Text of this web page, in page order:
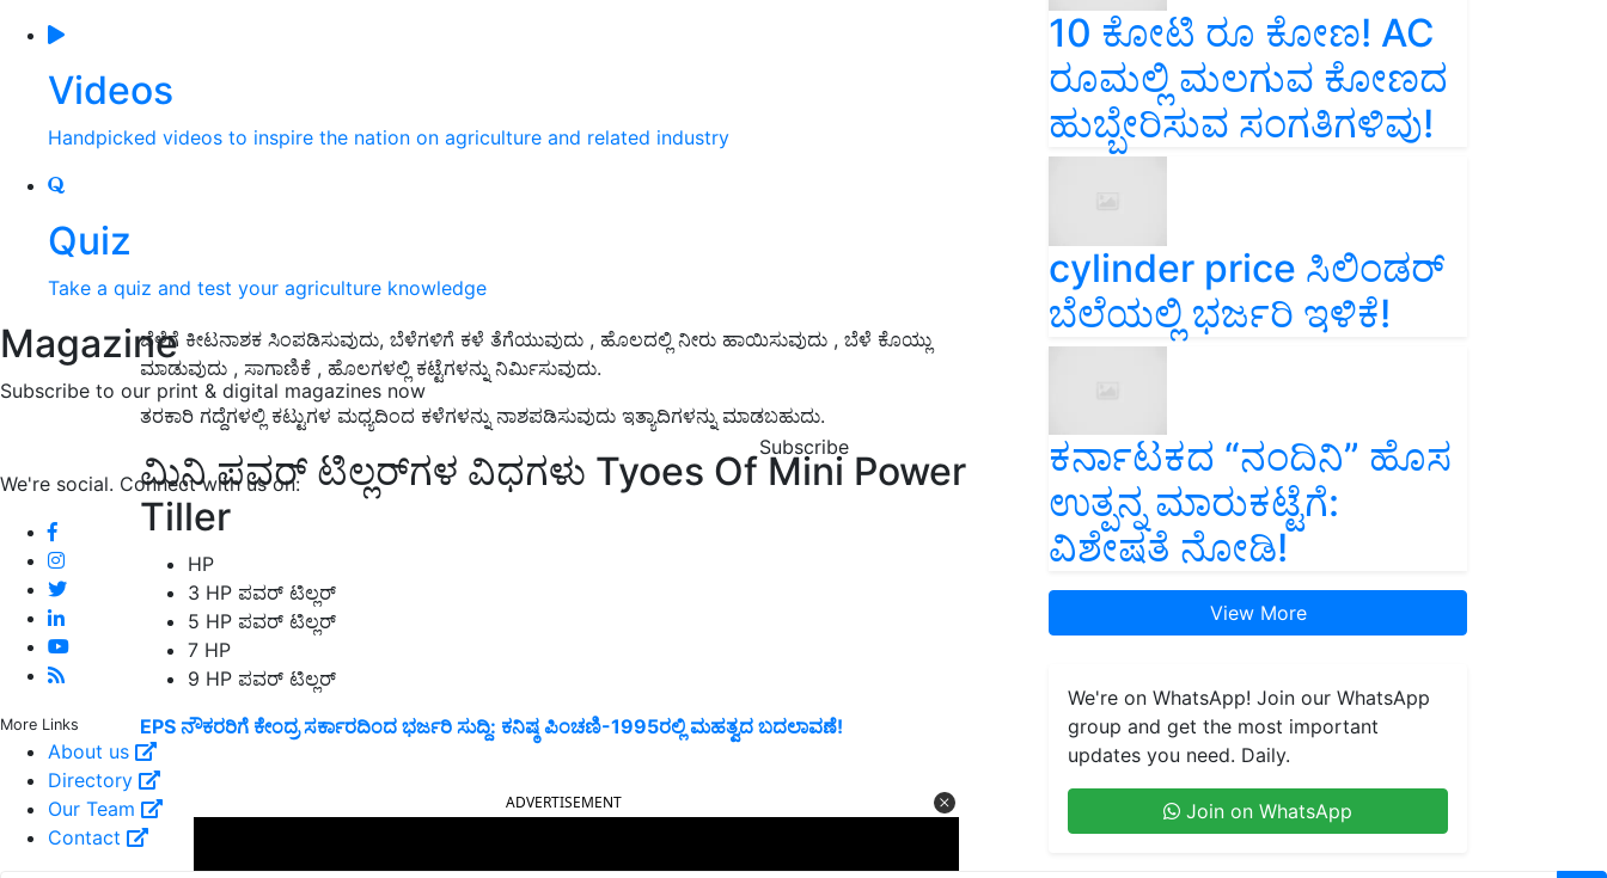
Videos
Handpicked videos to inspire the nation on agriculture and related industry
Quiz
Take a quiz and test your agriculture knowledge
Magazine
Subscribe to our print & digital magazines now
Subscribe
We're social. Connect with us on:
More Links
About us
Directory
Our Team
Contact
ಬೆಳೆಗೆ ಕೀಟನಾಶಕ ಸಿಂಪಡಿಸುವುದು, ಬೆಳೆಗಳಿಗೆ ಕಳೆ ತೆಗೆಯುವುದು , ಹೊಲದಲ್ಲಿ ನೀರು ಹಾಯಿಸುವುದು , ಬೆಳೆ ಕೊಯ್ಲು
ಮಾಡುವುದು , ಸಾಗಾಣಿಕೆ , ಹೊಲಗಳಲ್ಲಿ ಕಟ್ಟೆಗಳನ್ನು ನಿರ್ಮಿಸುವುದು.
ತರಕಾರಿ ಗದ್ದೆಗಳಲ್ಲಿ ಕಟ್ಟುಗಳ ಮಧ್ಯದಿಂದ ಕಳೆಗಳನ್ನು ನಾಶಪಡಿಸುವುದು ಇತ್ಯಾದಿಗಳನ್ನು ಮಾಡಬಹುದು.
ಮಿನಿ ಪವರ್ ಟಿಲ್ಲರ್‌ಗಳ ವಿಧಗಳು Tyoes Of Mini Power
Tiller
HP
3 HP ಪವರ್ ಟಿಲ್ಲರ್
5 HP ಪವರ್ ಟಿಲ್ಲರ್
7 HP
9 HP ಪವರ್ ಟಿಲ್ಲರ್
EPS ನೌಕರರಿಗೆ ಕೇಂದ್ರ ಸರ್ಕಾರದಿಂದ ಭರ್ಜರಿ ಸುದ್ದಿ: ಕನಿಷ್ಠ ಪಿಂಚಣಿ-1995ರಲ್ಲಿ ಮಹತ್ವದ ಬದಲಾವಣೆ!
10 ಕೋಟಿ ರೂ ಕೋಣ! AC
ರೂಮಲ್ಲಿ ಮಲಗುವ ಕೋಣದ
ಹುಬ್ಬೇರಿಸುವ ಸಂಗತಿಗಳಿವು!
cylinder price ಸಿಲಿಂಡರ್‌
ಬೆಲೆಯಲ್ಲಿ ಭರ್ಜರಿ ಇಳಿಕೆ!
ಕರ್ನಾಟಕದ “ನಂದಿನಿ” ಹೊಸ
ಉತ್ಪನ್ನ ಮಾರುಕಟ್ಟೆಗೆ:
ವಿಶೇಷತೆ ನೋಡಿ!
View More
We're on WhatsApp! Join our WhatsApp
group and get the most important
updates you need. Daily.
Join on WhatsApp